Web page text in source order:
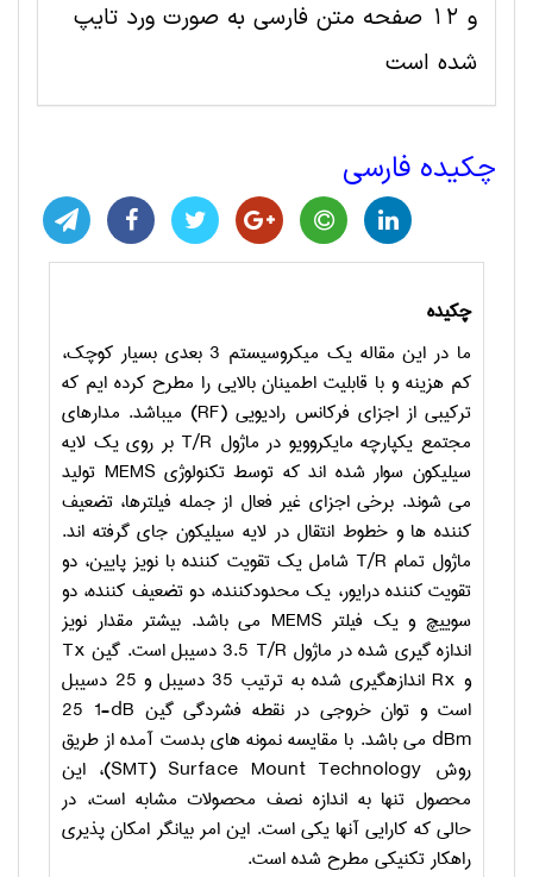
و 12 صفحه متن فارسی به صورت ورد تایپ
شده است
چکیده فارسی
چکیده
ما در این مقاله یک میکروسیستم 3 بعدی بسیار کوچک،
کم هزینه و با قابلیت اطمینان بالایی را مطرح کرده ­ایم که
ترکیبی از اجزای فرکانس رادیویی (RF) می­باشد. مدار­های
مجتمع یکپارچه مایکروویو در ماژول T/R بر روی یک لایه
سیلیکون سوار شده­ اند که توسط تکنولوژی MEMS تولید
می­ شوند. برخی اجزای غیر فعال از جمله فیلتر­ها، تضعیف
کننده­ ها و خطوط انتقال در لایه سیلیکون جای گرفته­ اند.
ماژول تمام T/R شامل یک تقویت کننده با نویز پایین، دو
تقویت­ کننده درایور، یک محدودکننده، دو تضعیف کننده، دو
سوییچ و یک فیلتر MEMS می­ باشد. بیشتر مقدار نویز
اندازه­ گیری شده در ماژول T/R
Tx
و Rx
اندازه­گیری شده به ترتیب 35 دسی­بل و 25 دسی­بل
است و توان خروجی در نقطه فشردگی گین 1-dB
dBm می­ باشد. با مقایسه نمونه­ های بدست آمده از طریق
روش Surface Mount Technology
(
SMT)، این
محصول تنها به اندازه نصف محصولات مشابه است، در
حالی که کارایی آنها یکی است. این امر بیانگر امکان پذیری
راه­کار تکنیکی مطرح شده است.